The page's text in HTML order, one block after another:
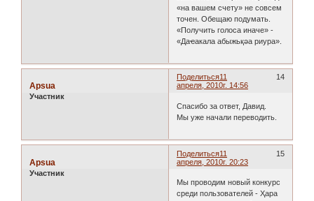
«на вашем счету» не совсем
точен. Обещаю подумать.
«Получить голоса иначе» -
«Даҽакала абыжьқәа риура».
Поделиться 14
11
апреля, 2010г. 14:56
Apsua
Участник
Спасибо за ответ, Давид.
Мы уже начали переводить.
Поделиться 15
11
апреля, 2010г. 20:23
Apsua
Участник
Мы проводим новый конкурс
среди пользователей - Ҳара